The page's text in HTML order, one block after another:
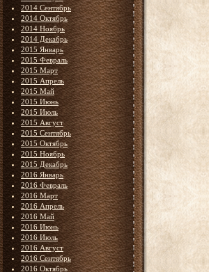
2014 Сентябрь
2014 Октябрь
2014 Ноябрь
2014 Декабрь
2015 Январь
2015 Февраль
2015 Март
2015 Апрель
2015 Май
2015 Июнь
2015 Июль
2015 Август
2015 Сентябрь
2015 Октябрь
2015 Ноябрь
2015 Декабрь
2016 Январь
2016 Февраль
2016 Март
2016 Апрель
2016 Май
2016 Июнь
2016 Июль
2016 Август
2016 Сентябрь
2016 Октябрь